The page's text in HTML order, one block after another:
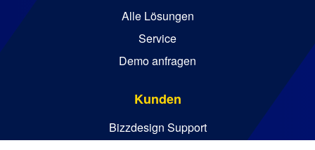
Alle Lösungen
Service
Demo anfragen
Kunden
Bizzdesign Support